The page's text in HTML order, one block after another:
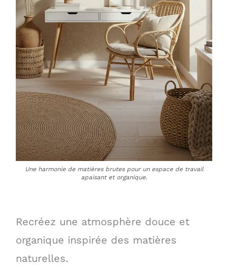
Une harmonie de matières brutes pour un espace de travail
apaisant et organique.
Recréez une atmosphère douce et
organique inspirée des matières
naturelles.